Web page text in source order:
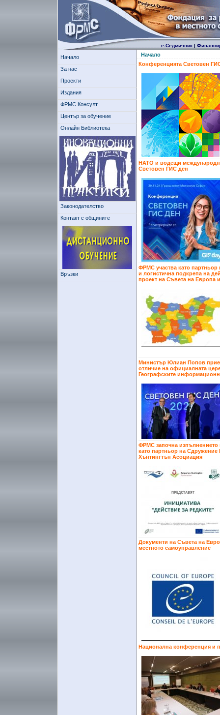
е-Седмичник|
Начало
За нас
Проекти
Издания
ФРМС Консулт
Център за обучение
Онлайн Библиотека
Законодателство
Контакт с общините
Връзки
Начало
Конференцията Световен
НАТО и водещи
Световен ГИС ден
ФРМС участва като партньор
и логистична подкрепа на
проект на Съвета на Европа
Министър Юлиан Попов
отличие на официалната
Географските
ФРМС започна изпълнението
като партньор на Сдружение
Хънтингтън Асоциация
Документи на Съвета на
местното самоуправление
Национална конференция и